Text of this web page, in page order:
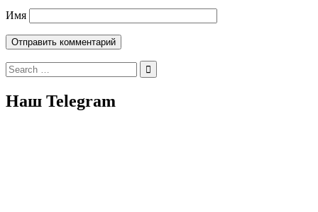
Имя
Search
for:
Наш Telegram